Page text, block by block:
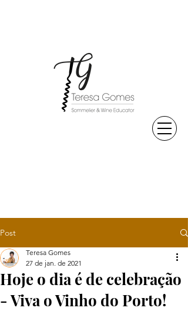
Post
Hoje o dia é de celebração
- Viva o Vinho do Porto!
Teresa Gomes
27 de jan. de 2021